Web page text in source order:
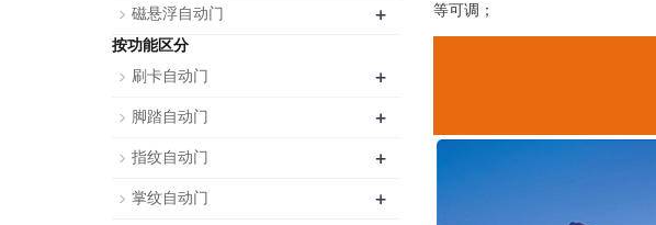
等可调；
磁悬浮自动门 +
按功能区分
刷卡自动门
+
脚踏自动门 +
指纹自动门 +
掌纹自动门 +